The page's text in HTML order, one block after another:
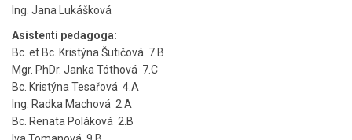
Ing. Jana Lukášková
Asistenti pedagoga:
Bc. et Bc. Kristýna Šutičová 7.B
Mgr. PhDr. Janka Tóthová 7.C
Bc. Kristýna Tesařová 4.A
Ing. Radka Machová 2.A
Bc. Renata Poláková 2.B